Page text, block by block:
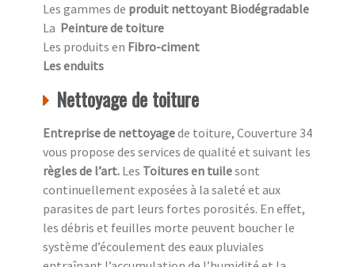
Les gammes de produit nettoyant Biodégradable
La Peinture de toiture
Les produits en Fibro-ciment
Les enduits
Nettoyage de toiture
Entreprise de nettoyagede toiture, Couverture 34
vous propose des services de qualité et suivant les
règles de l’art. Les Toitures en tuilesont
continuellement exposées à la saleté et aux
parasites de part leurs fortes porosités. En effet,
les débris et feuilles morte peuvent boucher le
système d’écoulement des eaux pluviales